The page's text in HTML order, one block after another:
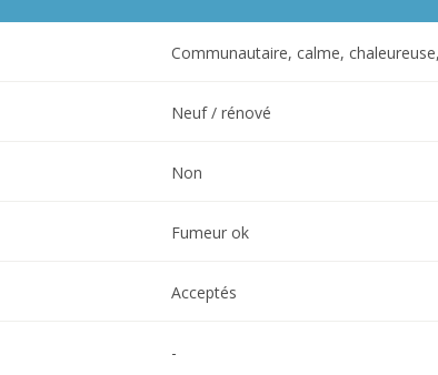
Communautaire, calme,
Neuf / rénové
Non
Fumeur ok
Acceptés
-